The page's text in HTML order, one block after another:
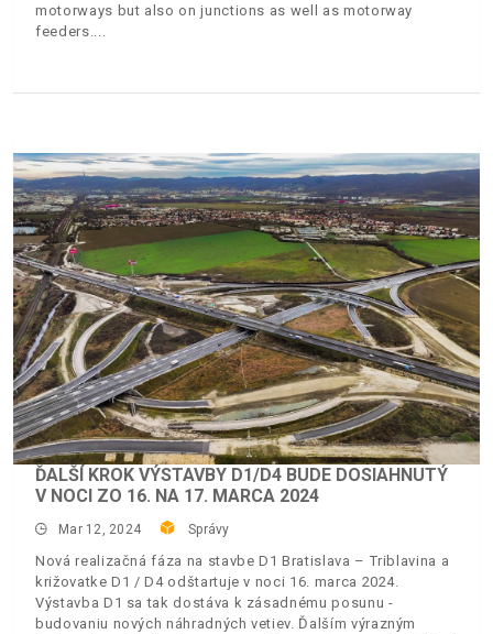
motorways but also on junctions as well as motorway
feeders.
ĎALŠÍ KROK VÝSTAVBY D1/D4 BUDE DOSIAHNUTÝ
V NOCI ZO 16. NA 17. MARCA 2024
Mar 12, 2024 Správy
Nová realizačná fáza na stavbe D1 Bratislava – Triblavina a
križovatke D1 / D4 odštartuje v noci 16. marca 2024.
Výstavba D1 sa tak dostáva k zásadnému posunu -
budovaniu nových náhradných vetiev. Ďalším výrazným